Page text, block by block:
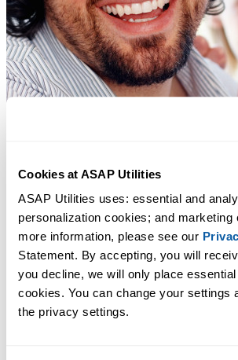
Cookies at ASAP Utilities
ASAP Utilities uses: essential and
personalization cookies; and marketing
more information, please see our
Statement. By accepting, you will
you decline, we will only place
cookies. You can change your settings
the privacy settings.